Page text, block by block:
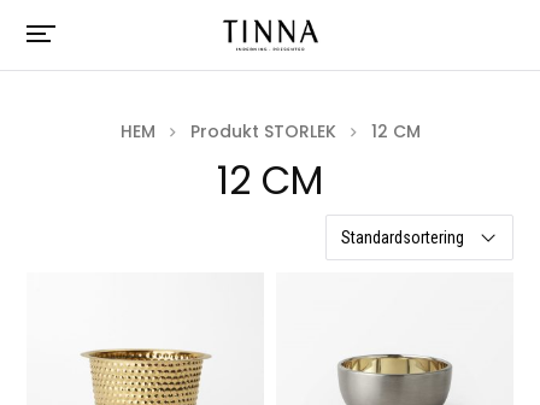
HEM Produkt STORLEK 12 CM
12 CM